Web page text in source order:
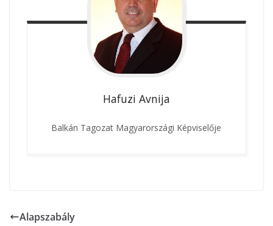
Hafuzi Avnija
Balkán Tagozat Magyarországi Képviselője
Alapszabály